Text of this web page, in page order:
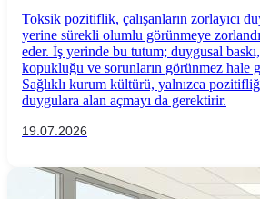
Toksik pozitiflik, çalışanların zorlayıcı
yerine sürekli olumlu görünmeye
eder. İş yerinde bu tutum; duygusal
kopukluğu ve sorunların görünmez hale
Sağlıklı kurum kültürü, yalnızca
duygulara alan açmayı da gerektirir.
19.07.2026